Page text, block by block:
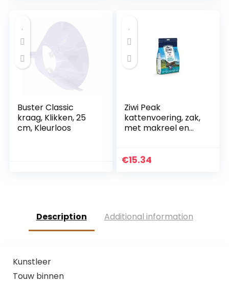
Kraag Voor
Kleine/Medium/Gro
te Honden,
Gemakkelijk Gesp
Ontwerp, Groen 8
Maten (#4 M (Nek
40-45cm))
Buster Classic
kraag, Klikken, 25
cm, Kleurloos
Ziwi Peak
kattenvoering, zak,
met makreel en
€15.34
Description Additional information
Kunstleer
Touw binnen